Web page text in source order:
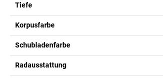
Tiefe
Korpusfarbe
Schubladenfarbe
Radausstattung